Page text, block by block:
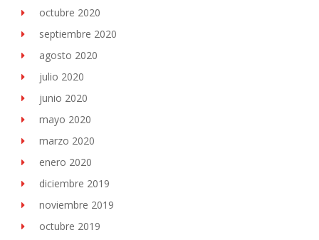
octubre 2020
septiembre 2020
agosto 2020
julio 2020
junio 2020
mayo 2020
marzo 2020
enero 2020
diciembre 2019
noviembre 2019
octubre 2019